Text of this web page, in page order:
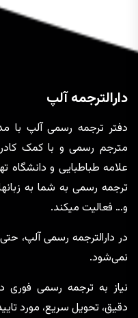
دارالترجمه آلپ
دفتر ترجمه رسمی آلپ با
مترجم رسمی و با کمک کادر
علامه طباطبایی و دانشگاه
ترجمه رسمی به شما به
و… فعالیت میکند.
در دارالترجمه رسمی آلپ،
نمی‌شود.
نیاز به ترجمه رسمی فوری
دقیق، تحویل سریع، مورد